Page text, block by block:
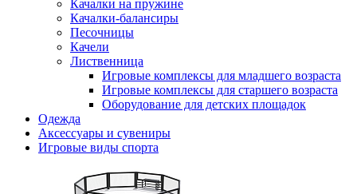
Качалки на пружине
Качалки-балансиры
Песочницы
Качели
Лиственница
Игровые комплексы для младшего возраста
Игровые комплексы для старшего возраста
Оборудование для детских площадок
Одежда
Аксессуары и сувениры
Игровые виды спорта